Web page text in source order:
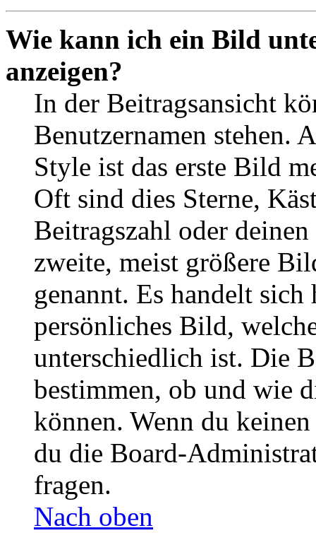
Wie kann ich ein Bild
anzeigen?
In der Beitragsansicht
Benutzernamen stehen.
Style ist das erste Bild
Oft sind dies Sterne,
Beitragszahl oder
zweite, meist größere
genannt. Es handelt
persönliches Bild,
unterschiedlich ist. Die
bestimmen, ob und wie
können. Wenn du
du die Board-
fragen.
Nach oben